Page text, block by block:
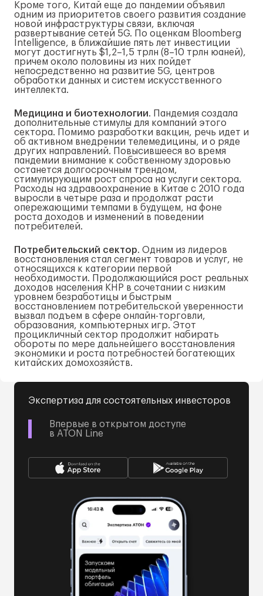
Кроме того, Китай еще до пандемии объявил
одним из приоритетов своего развития создание
новой инфраструктуры связи, включая
развертывание сетей 5G. По оценкам Bloomberg
Intelligence, в ближайшие пять лет инвестиции
могут достигнуть $1,2–1,5 трлн (8–10 трлн юаней),
причем около половины из них пойдет
непосредственно на развитие 5G, центров
обработки данных и систем искусственного
интеллекта.
Медицина и биотехнологии. Пандемия создала
дополнительные стимулы для компаний этого
сектора. Помимо разработки вакцин, речь идет и
об активном внедрении телемедицины, и о ряде
других направлений. Повысившееся во время
пандемии внимание к собственному здоровью
останется долгосрочным трендом,
стимулирующим рост спроса на услуги сектора.
Расходы на здравоохранение в Китае с 2010 года
выросли в четыре раза и продолжат расти
опережающими темпами в будущем, на фоне
роста доходов и изменений в поведении
потребителей.
Потребительский сектор. Одним из лидеров
восстановления стал сегмент товаров и услуг, не
относящихся к категории первой
необходимости. Продолжающийся рост реальных
доходов населения КНР в сочетании с низким
уровнем безработицы и быстрым
восстановлением потребительской уверенности
вызвал подъем в сфере онлайн-торговли,
образования, компьютерных игр. Этот
процикличный сектор продолжит набирать
обороты по мере дальнейшего восстановления
экономики и роста потребностей богатеющих
китайских домохозяйств.
Экспертиза для состоятельных инвесторов
Впервые в открытом доступе
в ATON Line